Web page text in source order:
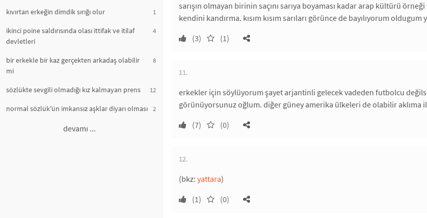
kıvırtan erkeğin dimdik sırığı olur 1
ikinci poine saldırısında olası ittifak ve itilaf
devletleri
4
bir erkekle bir kaz gerçekten arkadaş olabilir
mi
8
sözlükte sevgili olmadığı kız kalmayan prens 12
normal sözlük'ün imkansız aşklar diyarı olması 2
devamı ...
sarışın olmayan birinin saçını sarıya boyaması kadar arap kültürü
kendini kandırma. kısım kısım sarıları görünce de bayılıyorum
(3)
(1)
11.
erkekler için söylüyorum şayet arjantinli gelecek vadeden futbolcu
görünüyorsunuz oğlum. diğer güney amerika ülkeleri de olabilir
(7)
(0)
12.
(bkz: yattara)
(1)
(0)